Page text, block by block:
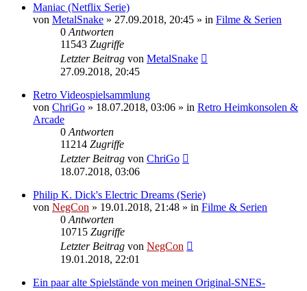
Maniac (Netflix Serie)
von MetalSnake » 27.09.2018, 20:45 » in Filme & Serien
0Antworten
11543 Zugriffe
Letzter Beitrag von MetalSnake
27.09.2018, 20:45
Retro Videospielsammlung
von ChriGo » 18.07.2018, 03:06 » in Retro Heimkonsolen &
Arcade
0Antworten
11214 Zugriffe
Letzter Beitrag von ChriGo
18.07.2018, 03:06
Philip K. Dick's Electric Dreams (Serie)
von NegCon » 19.01.2018, 21:48 » in Filme & Serien
0Antworten
10715 Zugriffe
Letzter Beitrag von NegCon
19.01.2018, 22:01
Ein paar alte Spielstände von meinen Original-SNES-